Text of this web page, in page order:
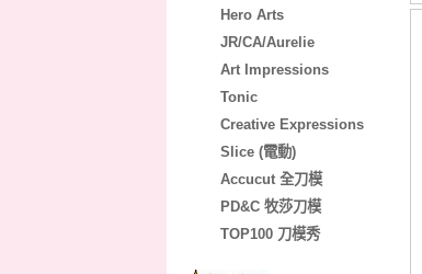
Hero Arts
JR/CA/Aurelie
Art Impressions
Tonic
Creative Expressions
Slice (電動)
Accucut 全刀模
PD&C 牧莎刀模
TOP100 刀模秀